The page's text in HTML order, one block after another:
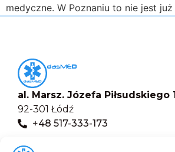
medyczne. W Poznaniu to nie jest
al. Marsz. Józefa Piłsudskiego
92-301 Łódź
+48 517-333-173